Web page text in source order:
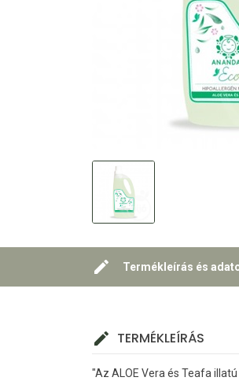
Termékleírás és
TERMÉKLEÍRÁS
"Az ALOE Vera és Teafa